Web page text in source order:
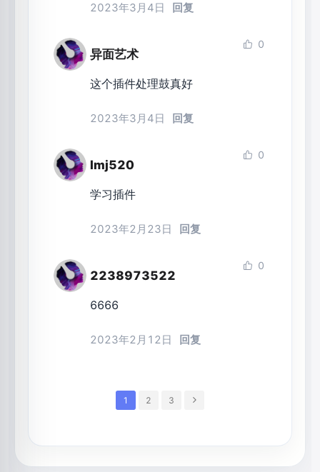
2023年3月4日 回复
异面艺术
0
这个插件处理鼓真好
2023年3月4日 回复
lmj520
0
学习插件
2023年2月23日 回复
2238973522
0
6666
2023年2月12日 回复
1 2 3